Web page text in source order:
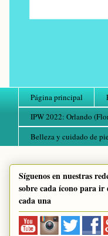
Página principal
IPW 2022: Orlando
Belleza y cuidado de
Síguenos en nuestras
sobre cada ícono para ir
cada una